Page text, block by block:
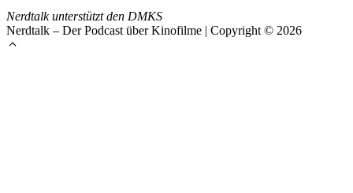
Nerdtalk unterstützt den DMKS
Nerdtalk – Der Podcast über Kinofilme | Copyright © 2026